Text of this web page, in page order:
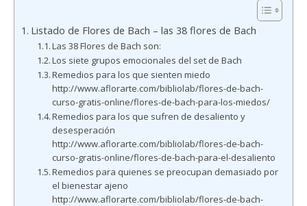
Listado de Flores de Bach – las 38 flores de Bach
Las 38 Flores de Bach son:
Los siete grupos emocionales del set de Bach
Remedios para los que sienten miedo
http://www.aflorarte.com/bibliolab/flores-de-bach-
curso-gratis-online/flores-de-bach-para-los-miedos/
Remedios para los que sufren de desaliento y
desesperación
http://www.aflorarte.com/bibliolab/flores-de-bach-
curso-gratis-online/flores-de-bach-para-el-desaliento
Remedios para quienes se preocupan demasiado por
el bienestar ajeno
http://www.aflorarte.com/bibliolab/flores-de-bach-